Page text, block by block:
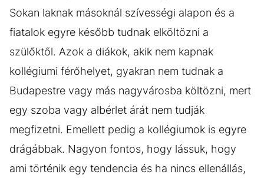
Sokan laknak másoknál szívességi alapon és a
fiatalok egyre később tudnak elköltözni a
szülőktől. Azok a diákok, akik nem kapnak
kollégiumi férőhelyet, gyakran nem tudnak a
Budapestre vagy más nagyvárosba költözni, mert
egy szoba vagy albérlet árát nem tudják
megfizetni. Emellett pedig a kollégiumok is egyre
drágábbak. Nagyon fontos, hogy lássuk, hogy
ami történik egy tendencia és ha nincs ellenállás,